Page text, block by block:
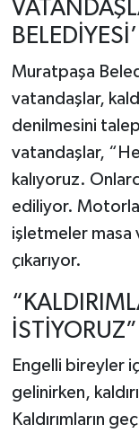
Muratpaşa
vatandaşlar,
denilmesini
vatandaşlar,
kalıyoruz.
ediliyor.
işletmeler masa
çıkarıyor.
İSTİYORUZ”
Engelli bireyler
gelinirken,
Kaldırımların